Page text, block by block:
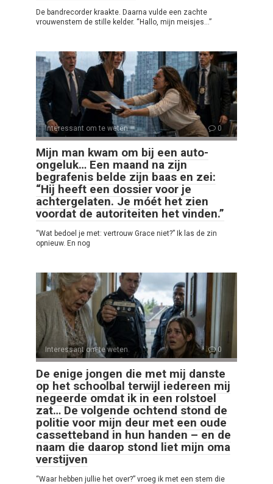
De bandrecorder kraakte. Daarna vulde een zachte
vrouwenstem de stille kelder. “Hallo, mijn meisjes…”
Interessant om te weten 0
Mijn man kwam om bij een auto-
ongeluk… Een maand na zijn
begrafenis belde zijn baas en zei:
“Hij heeft een dossier voor je
achtergelaten. Je móét het zien
voordat de autoriteiten het vinden.”
“Wat bedoel je met: vertrouw Grace niet?” Ik las de zin
opnieuw. En nog
Interessant om te weten 0
De enige jongen die met mij danste
op het schoolbal terwijl iedereen mij
negeerde omdat ik in een rolstoel
zat… De volgende ochtend stond de
politie voor mijn deur met een oude
cassetteband in hun handen – en de
naam die daarop stond liet mijn oma
verstijven
“Waar hebben jullie het over?” vroeg ik met een stem die